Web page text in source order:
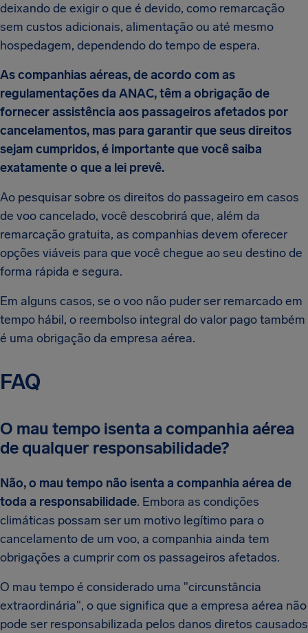
deixando de exigir o que é devido, como remarcação
sem custos adicionais, alimentação ou até mesmo
hospedagem, dependendo do tempo de espera.
As companhias aéreas, de acordo com as
regulamentações da ANAC, têm a obrigação de
fornecer assistência aos passageiros afetados por
cancelamentos, mas para garantir que seus direitos
sejam cumpridos, é importante que você saiba
exatamente o que a lei prevê.
Ao pesquisar sobre os direitos do passageiro em casos
de voo cancelado, você descobrirá que, além da
remarcação gratuita, as companhias devem oferecer
opções viáveis para que você chegue ao seu destino de
forma rápida e segura.
Em alguns casos, se o voo não puder ser remarcado em
tempo hábil, o reembolso integral do valor pago também
é uma obrigação da empresa aérea.
FAQ
O mau tempo isenta a companhia aérea
de qualquer responsabilidade?
Não, o mau tempo não isenta a companhia aérea de
toda a responsabilidade. Embora as condições
climáticas possam ser um motivo legítimo para o
cancelamento de um voo, a companhia ainda tem
obrigações a cumprir com os passageiros afetados.
O mau tempo é considerado uma "circunstância
extraordinária", o que significa que a empresa aérea não
pode ser responsabilizada pelos danos diretos causados